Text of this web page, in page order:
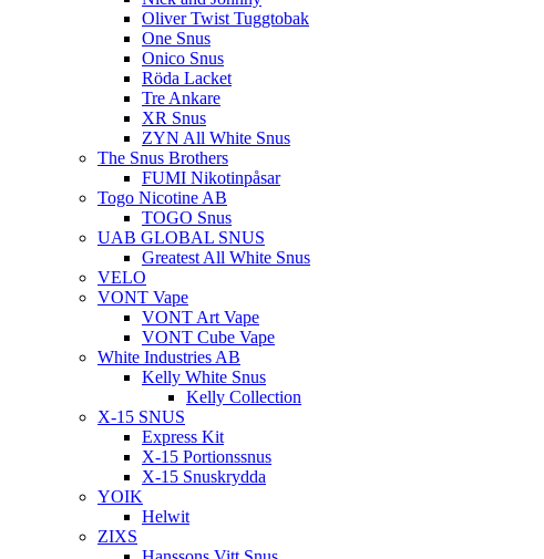
Oliver Twist Tuggtobak
One Snus
Onico Snus
Röda Lacket
Tre Ankare
XR Snus
ZYN All White Snus
The Snus Brothers
FUMI Nikotinpåsar
Togo Nicotine AB
TOGO Snus
UAB GLOBAL SNUS
Greatest All White Snus
VELO
VONT Vape
VONT Art Vape
VONT Cube Vape
White Industries AB
Kelly White Snus
Kelly Collection
X-15 SNUS
Express Kit
X-15 Portionssnus
X-15 Snuskrydda
YOIK
Helwit
ZIXS